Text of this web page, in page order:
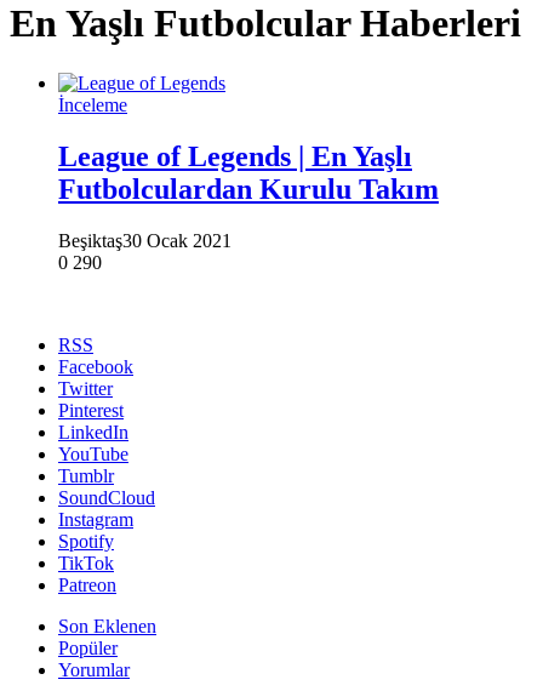
En Yaşlı Futbolcular Haberleri
İnceleme
League of Legends | En Yaşlı
Futbolculardan Kurulu Takım
Beşiktaş30 Ocak 2021
0 290
RSS
Facebook
Twitter
Pinterest
LinkedIn
YouTube
Tumblr
SoundCloud
Instagram
Spotify
TikTok
Patreon
Son Eklenen
Popüler
Yorumlar